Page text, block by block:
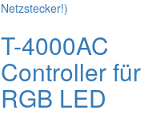
T-4000AC
Controller für
RGB LED